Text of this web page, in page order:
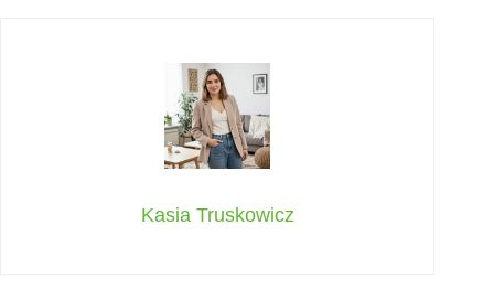
Kasia Truskowicz